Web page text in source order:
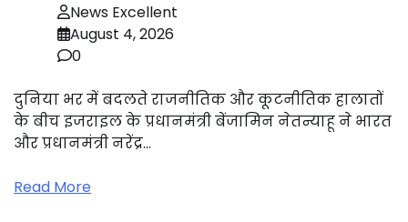
News Excellent
August 4, 2026
0
दुनिया भर में बदलते राजनीतिक और कूटनीतिक हालातों
के बीच इजराइल के प्रधानमंत्री बेंजामिन नेतन्याहू ने भारत
और प्रधानमंत्री नरेंद्र…
Read More